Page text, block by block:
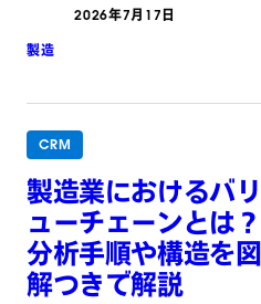
2026年7月17日
製造
CRM
製造業におけるバリ
ューチェーンとは？
分析手順や構造を図
解つきで解説